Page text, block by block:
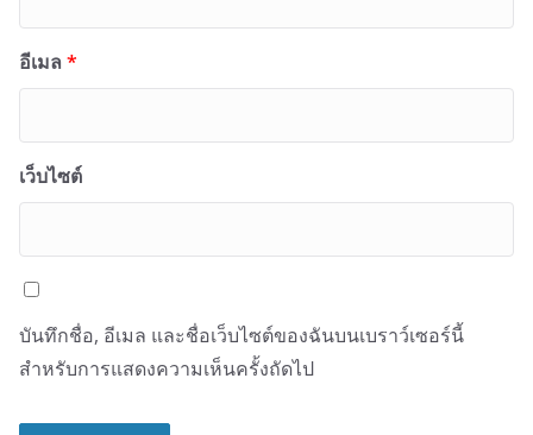
อีเมล *
เว็บไซต์
บันทึกชื่อ, อีเมล และชื่อเว็บไซต์ของฉันบนเบราว์เซอร์นี้
สำหรับการแสดงความเห็นครั้งถัดไป